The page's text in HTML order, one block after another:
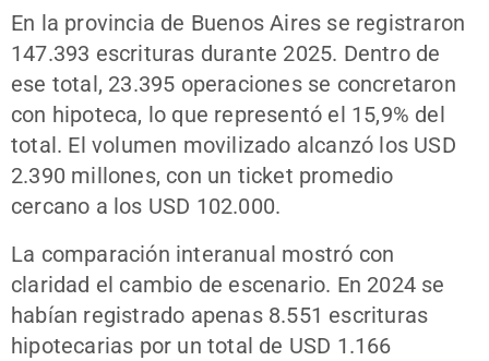
En la provincia de Buenos Aires se registraron
147.393 escrituras durante 2025. Dentro de
ese total, 23.395 operaciones se concretaron
con hipoteca, lo que representó el 15,9% del
total. El volumen movilizado alcanzó los USD
2.390 millones, con un ticket promedio
cercano a los USD 102.000.
La comparación interanual mostró con
claridad el cambio de escenario. En 2024 se
habían registrado apenas 8.551 escrituras
hipotecarias por un total de USD 1.166